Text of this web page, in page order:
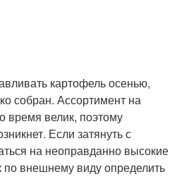
картофель осенью,
собран. Ассортимент на
время велик, поэтому
Если затянуть с
на неоправданно высокие
по внешнему виду определить